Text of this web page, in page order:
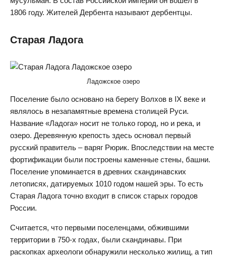
1806 году. Жителей Дербента называют дербентцы.
Старая Ладога
Ладожское озеро
Поселение было основано на берегу Волхов в IX веке и
являлось в незапамятные времена столицей Руси.
Название «Ладога» носит не только город, но и река, и
озеро. Деревянную крепость здесь основал первый
русский правитель – варяг Рюрик. Впоследствии на месте
фортификации были построены каменные стены, башни.
Поселение упоминается в древних скандинавских
летописях, датируемых 1010 годом нашей эры. То есть
Старая Ладога точно входит в список старых городов
России.
Считается, что первыми поселенцами, обжившими
территории в 750-х годах, были скандинавы. При
раскопках археологи обнаружили несколько жилищ, а тип